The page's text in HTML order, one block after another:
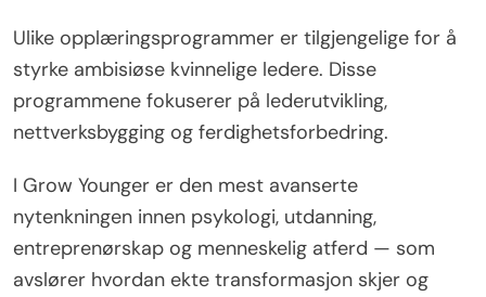
Ulike opplæringsprogrammer er tilgjengelige for å
styrke ambisiøse kvinnelige ledere. Disse
programmene fokuserer på lederutvikling,
nettverksbygging og ferdighetsforbedring.
I Grow Younger er den mest avanserte
nytenkningen innen psykologi, utdanning,
entreprenørskap og menneskelig atferd — som
avslører hvordan ekte transformasjon skjer og